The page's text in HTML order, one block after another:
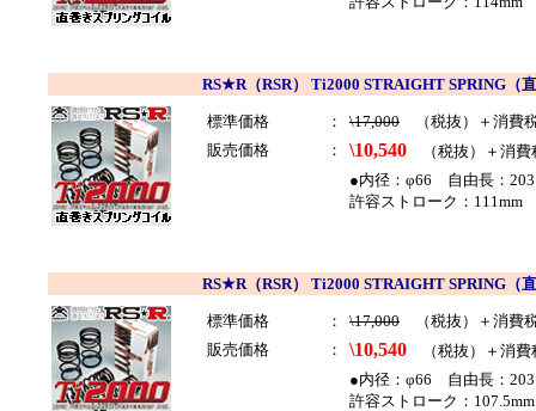
RS★R（RSR） Ti2000 STRAIGHT SPRING
標準価格 ： \17,000 （税抜）＋消費
販売価格
： \10,540 （税抜）＋消費
●内径：φ66 自由長：
許容ストローク：111mm
RS★R（RSR） Ti2000 STRAIGHT SPRING
標準価格 ： \17,000 （税抜）＋消費
販売価格
： \10,540 （税抜）＋消費
●内径：φ66 自由長：
許容ストローク：